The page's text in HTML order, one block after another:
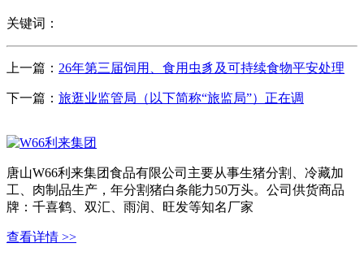
关键词：
上一篇： 26年第三届饲用、食用虫豸及可持续食物平安处理
下一篇： 旅逛业监管局（以下简称“旅监局”）正在调
唐山W66利来集团食品有限公司主要从事生猪分割、冷藏加
工、肉制品生产，年分割猪白条能力50万头。公司供货商品
牌：千喜鹤、双汇、雨润、旺发等知名厂家
查看详情 >>